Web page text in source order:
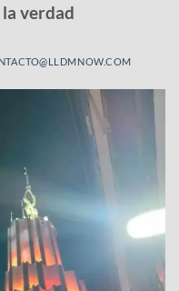
verdad